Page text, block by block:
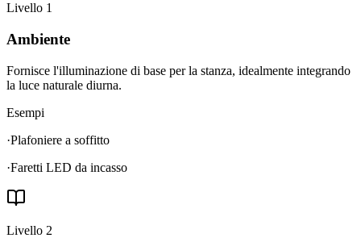
Livello 1
Ambiente
Fornisce l'illuminazione di base per la stanza, idealmente integrando
la luce naturale diurna.
Esempi
·Plafoniere a soffitto
·Faretti LED da incasso
Livello 2